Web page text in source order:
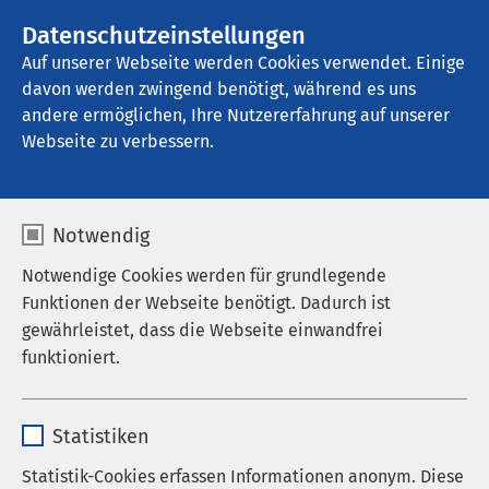
Datenschutzeinstellungen
Auf unserer Webseite werden Cookies verwendet. Einige
davon werden zwingend benötigt, während es uns
andere ermöglichen, Ihre Nutzererfahrung auf unserer
Webseite zu verbessern.
Notwendig
Notwendige Cookies werden für grundlegende
Funktionen der Webseite benötigt. Dadurch ist
gewährleistet, dass die Webseite einwandfrei
funktioniert.
Anbieter sgalinski
Statistiken
Statistik-Cookies erfassen Informationen anonym. Diese
AMEOS Klinikum Aschersleben
Urologisches
Lasertherapiezentrum
Im Urologischen Lasertherapiezentrum am AMEOS
Klinikum Aschersöeben werden Menschen mit
gutartig vergrößerter Prostata und Harnsteinen
aller Art betreut. Das Urologische
Lasertherapiezentrum ist Bestandteil derKlinik für